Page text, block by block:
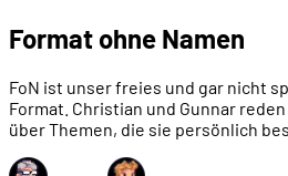
Format ohne Namen
FoN ist unser freies und gar nicht
Format. Christian und Gunnar
über Themen, die sie persönlich